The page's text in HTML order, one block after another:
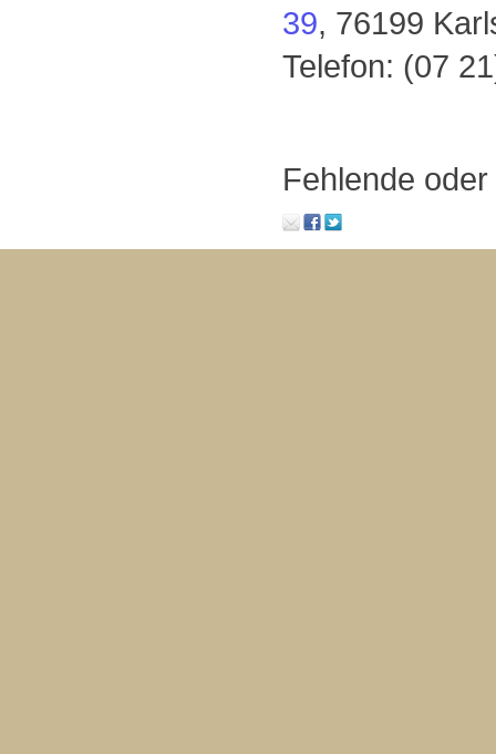
39, 76199
Telefon: (07
Fehlende